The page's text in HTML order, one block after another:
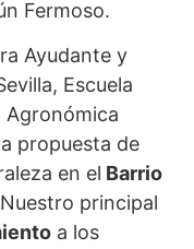
Fermoso.
Ayudante y
Escuela
Agronómica
propuesta de
en el Barrio
principal
a los